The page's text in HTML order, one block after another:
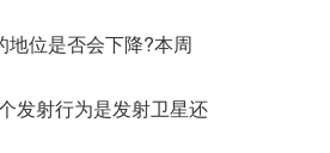
位是否会下降?本周
发射行为是发射卫星还